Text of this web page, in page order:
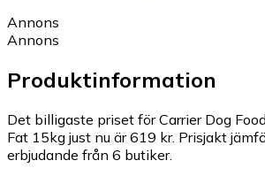
Annons
Annons
Produktinformation
Det billigaste priset för Carrier Dog
Fat 15kg just nu är 619 kr. Prisjakt
erbjudande från 6 butiker.